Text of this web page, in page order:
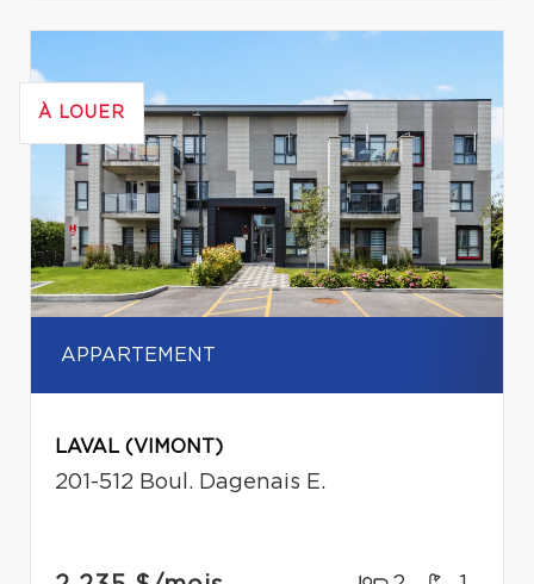
À LOUER
APPARTEMENT
LAVAL (VIMONT)
201-512 Boul. Dagenais E.